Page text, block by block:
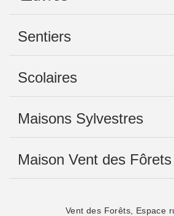
Sentiers
Scolaires
Maisons Sylvestres
Maison Vent des Fôrets
Vent des Forêts, Espace